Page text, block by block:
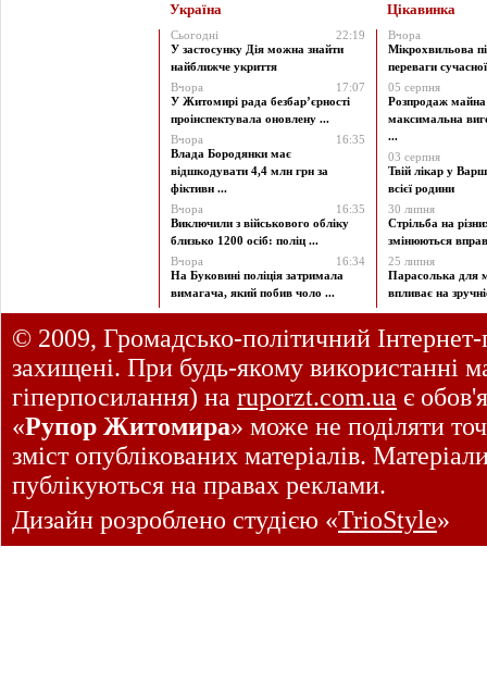
Україна Цікавинка
Сьогодні
22:19
У застосунку Дія можна знайти
найближче укриття
Вчора
17:07
У Житомирі рада безбар’єрності
проінспектувала оновлену ...
Вчора
16:35
Влада Бородянки має
відшкодувати 4,4 млн грн за
фіктивн ...
Вчора
16:35
Виключили з військового обліку
близько 1200 осіб: поліц ...
Вчора
16:34
На Буковині поліція затримала
вимагача, який побив чоло ...
Вчора
Мікрохвильова
переваги
05 серпня
Розпродаж майна
максимальна
...
03 серпня
Твій лікар у
всієї родини
30 липня
Стрільба на
змінюються
25 липня
Парасолька для
впливає на
© 2009, Громадсько-політичний
захищені. При будь-якому використанні
гіперпосилання) на ruporzt.com.ua є
«Рупор Житомира» може не поділяти
зміст опублікованих матеріалів.
публікуються на правах реклами.
Дизайн розроблено студією «TrioStyle»